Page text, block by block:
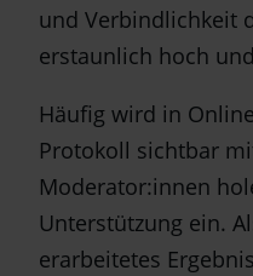
und Verbindlichkeit
erstaunlich hoch
Häufig wird in
Protokoll sichtbar
Moderator:innen
Unterstützung ein.
erarbeitetes